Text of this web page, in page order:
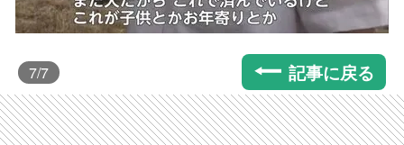
7/7 記事に戻る